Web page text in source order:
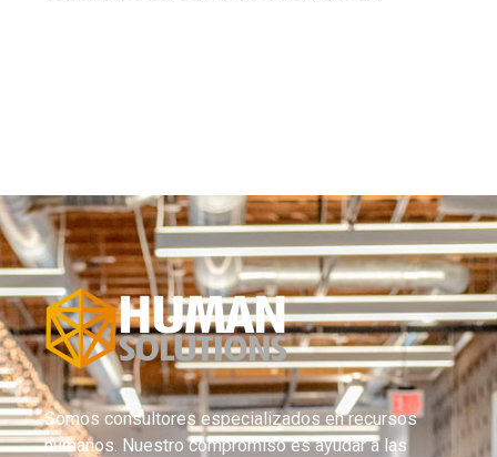
Somos consultores especializados en recursos
humanos. Nuestro compromiso es ayudar a las